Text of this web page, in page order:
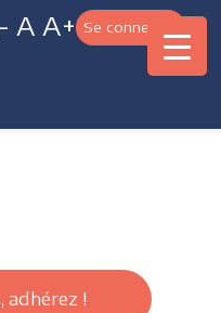
A A+ Se connecter
adhérez !